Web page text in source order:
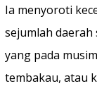
Ia menyoroti
sejumlah daerah
yang pada
tembakau, atau